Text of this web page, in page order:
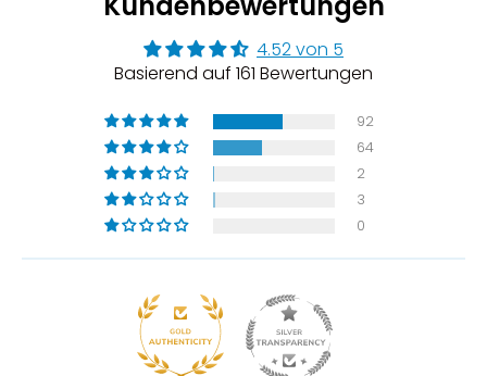
4.52 von 5
Basierend auf 161 Bewertungen
92
64
2
3
0